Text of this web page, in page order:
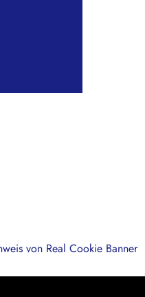
von Real Cookie Banner